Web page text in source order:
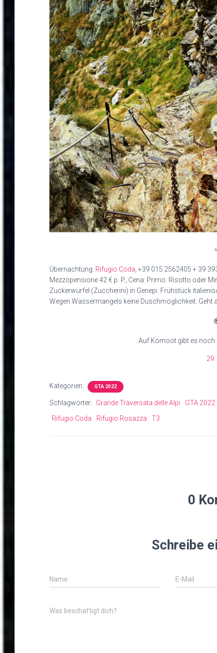
Übernachtung: Rifugio Coda , +39 015 2562405 + 39
Mezzopensione 42 € p. P.; Cena: Primo: Risotto oder
Zuckerwürfel (Zuccherini) in Genepi. Frühstück
Wegen Wassermangels keine Duschmöglichkeit. Geht
Auf Komoot gibt es noch
Kategorien: GTA 2022
Schlagwörter: Grande Traversata delle Alpi
GTA 2022
Rifugio Coda
Rifugio Rosazza T3
0
Schreibe
Name E-Mail
Was beschäftigt dich?